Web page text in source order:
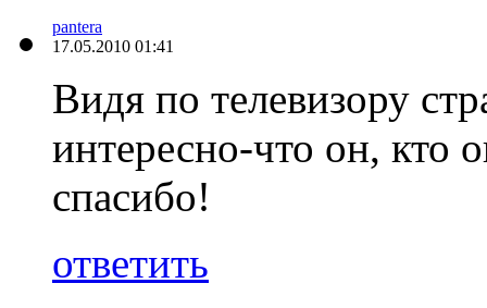
pantera
17.05.2010 01:41
Видя по телевизору
интересно-что он, кто
спасибо!
ответить